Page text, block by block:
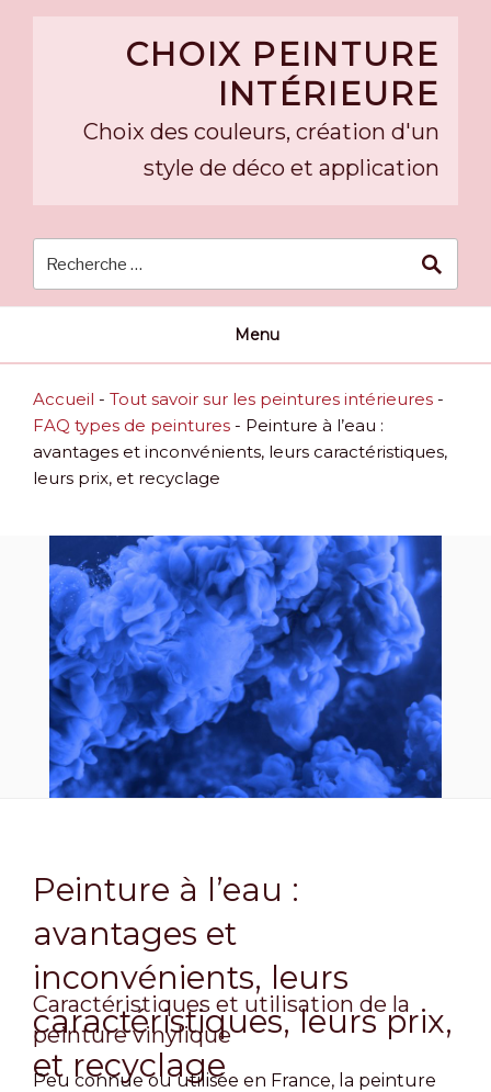
CHOIX PEINTURE
INTÉRIEURE
Choix des couleurs, création d'un
style de déco et application
Menu
Accueil - Tout savoir sur les peintures intérieures -
FAQ types de peintures - Peinture à l’eau :
avantages et inconvénients, leurs caractéristiques,
leurs prix, et recyclage
Peinture à l’eau :
avantages et
inconvénients, leurs
caractéristiques, leurs prix,
et recyclage
Caractéristiques et utilisation de la
peinture vinylique
Peu connue ou utilisée en France, la peinture